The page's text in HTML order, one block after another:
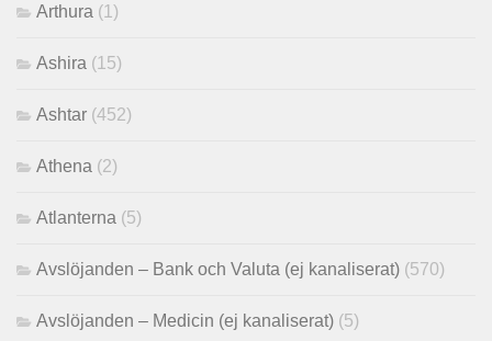
Arthura (1)
Ashira (15)
Ashtar (452)
Athena (2)
Atlanterna (5)
Avslöjanden – Bank och Valuta (ej kanaliserat) (570)
Avslöjanden – Medicin (ej kanaliserat) (5)